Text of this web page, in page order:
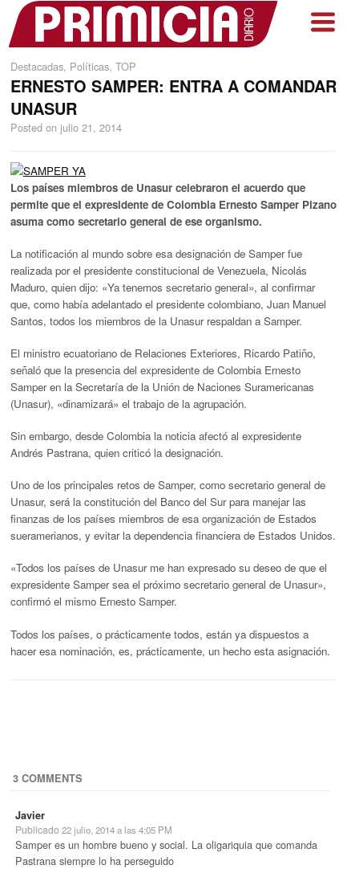
Destacadas, Políticas, TOP
ERNESTO SAMPER: ENTRA A COMANDAR
UNASUR
Posted on julio 21, 2014
Los países miembros de Unasur celebraron el acuerdo que
permite que el expresidente de Colombia Ernesto Samper Pizano
asuma como secretario general de ese organismo.
La notificación al mundo sobre esa designación de Samper fue
realizada por el presidente constitucional de Venezuela, Nicolás
Maduro, quien dijo: «Ya tenemos secretario general», al confirmar
que, como había adelantado el presidente colombiano, Juan Manuel
Santos, todos los miembros de la Unasur respaldan a Samper.
El ministro ecuatoriano de Relaciones Exteriores, Ricardo Patiño,
señaló que la presencia del expresidente de Colombia Ernesto
Samper en la Secretaría de la Unión de Naciones Suramericanas
(Unasur), «dinamizará» el trabajo de la agrupación.
Sin embargo, desde Colombia la noticia afectó al expresidente
Andrés Pastrana, quien criticó la designación.
Uno de los principales retos de Samper, como secretario general de
Unasur, será la constitución del Banco del Sur para manejar las
finanzas de los países miembros de esa organización de Estados
sueramerianos, y evitar la dependencia financiera de Estados Unidos.
«Todos los países de Unasur me han expresado su deseo de que el
expresidente Samper sea el próximo secretario general de Unasur»,
confirmó el mismo Ernesto Samper.
Todos los países, o prácticamente todos, están ya dispuestos a
hacer esa nominación, es, prácticamente, un hecho esta asignación.
3 COMMENTS
Javier
Publicado22 julio, 2014 a las 4:05 PM
Samper es un hombre bueno y social. La oligariquia que comanda
Pastrana siempre lo ha perseguido